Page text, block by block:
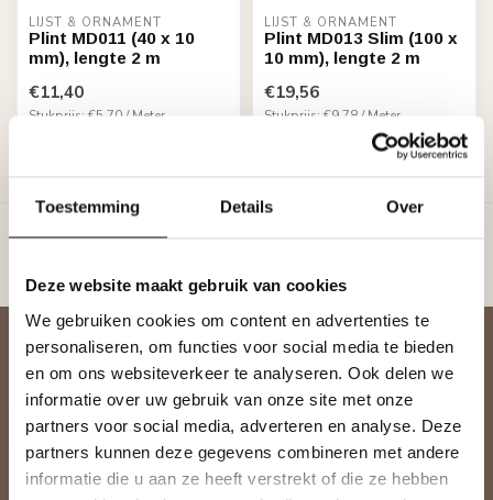
Toestemming Details Over
Deze website maakt gebruik van cookies
We gebruiken cookies om content en advertenties te
personaliseren, om functies voor social media te bieden
en om ons websiteverkeer te analyseren. Ook delen we
informatie over uw gebruik van onze site met onze
partners voor social media, adverteren en analyse. Deze
partners kunnen deze gegevens combineren met andere
informatie die u aan ze heeft verstrekt of die ze hebben
LIJST & ORNAMENT
Plint MD011 (40 x 10
mm), lengte 2 m
€11,40
Stukprijs: €5,70 / Meter
LIJST & ORNAMENT
Plint MD013 Slim (100 x
10 mm), lengte 2 m
€19,56
Stukprijs: €9,78 / Meter
Op voorraad (54)
Toon1-4van 4
Abonneer je op onze nieuwsbrief
Blijf op de hoogte over onze laatste acties